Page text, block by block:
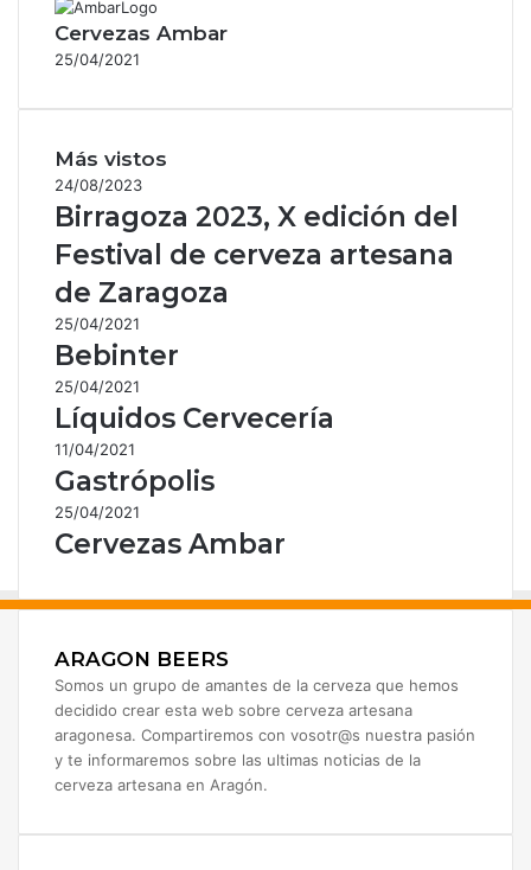
Cervezas Ambar
25/04/2021
Más vistos
24/08/2023
Birragoza 2023, X edición del
Festival de cerveza artesana
de Zaragoza
25/04/2021
Bebinter
25/04/2021
Líquidos Cervecería
11/04/2021
Gastrópolis
25/04/2021
Cervezas Ambar
ARAGON BEERS
Somos un grupo de amantes de la cerveza que hemos
decidido crear esta web sobre cerveza artesana
aragonesa. Compartiremos con vosotr@s nuestra pasión
y te informaremos sobre las ultimas noticias de la
cerveza artesana en Aragón.